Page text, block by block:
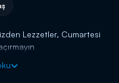
Lezzetler, Cumartesi